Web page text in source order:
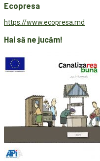
Ecopresa
https://www.ecopresa.md
Hai să ne jucăm!